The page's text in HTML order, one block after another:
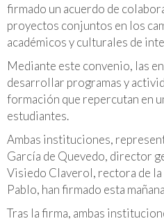
firmado un acuerdo de
proyectos conjuntos en los
académicos y culturales de
Mediante este convenio, las
desarrollar programas y
formación que repercutan en
estudiantes.
Ambas instituciones,
García de Quevedo, director
Visiedo Claverol, rectora de la
Pablo, han firmado esta
Tras la firma, ambas